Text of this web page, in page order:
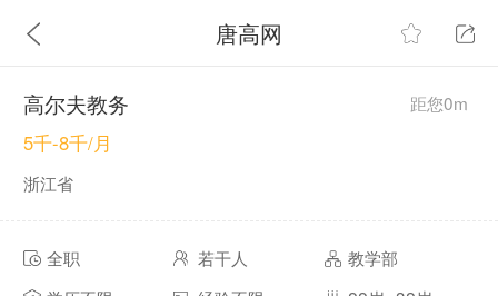
唐高网
高尔夫教务 距您0m
5千-8千/月
浙江省
全职 若干人
教学部